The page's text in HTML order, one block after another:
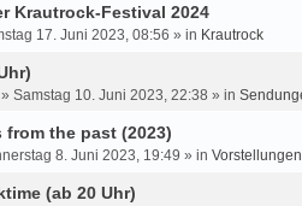
Krautrock-Festival 2024
17. Juni 2023, 08:56 » in Krautrock
» Samstag 10. Juni 2023, 22:38 » in
from the past (2023)
8. Juni 2023, 19:49 » in
(ab 20 Uhr)